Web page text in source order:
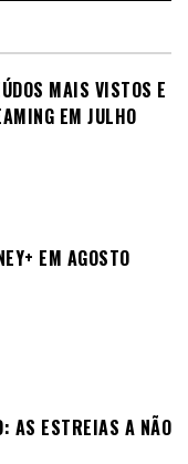
MAIS VISTOS E
EM JULHO
EM AGOSTO
AS ESTREIAS A NÃO